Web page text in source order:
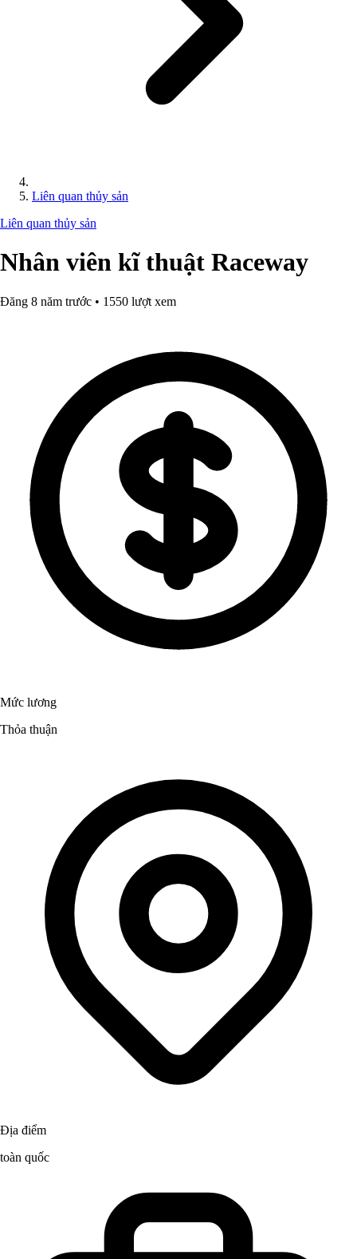
Liên quan thủy sản
Liên quan thủy sản
Nhân viên kĩ thuật Raceway
Đăng 8 năm trước • 1550 lượt xem
Mức lương
Thỏa thuận
Địa điểm
toàn quốc